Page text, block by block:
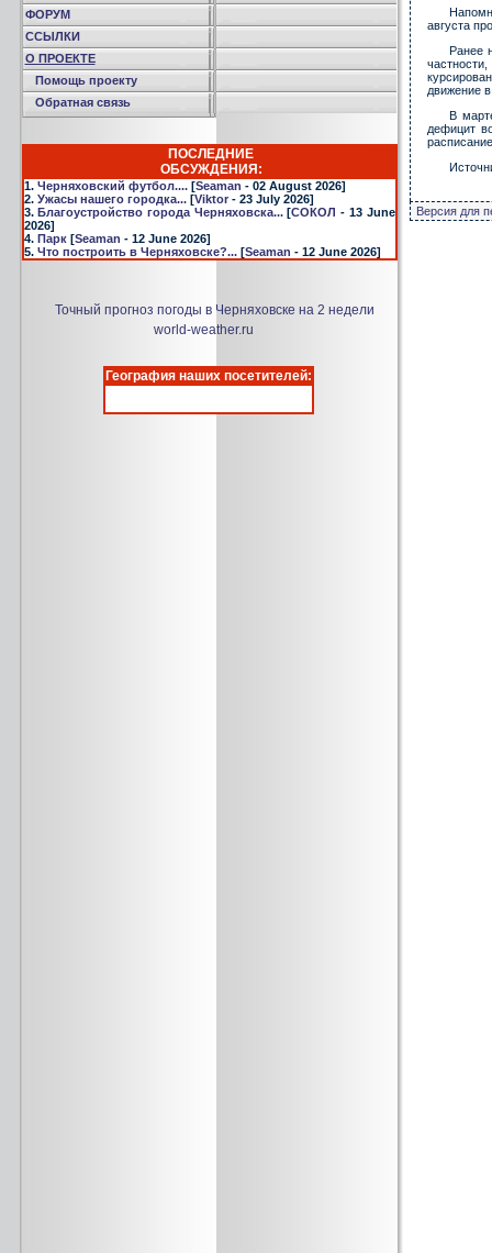
ФОРУМ
ССЫЛКИ
О ПРОЕКТЕ
Помощь проекту
Обратная связь
ПОСЛЕДНИЕ
ОБСУЖДЕНИЯ:
1. Черняховский футбол....[Seaman - 02 August 2026]
2. Ужасы нашего городка...[Viktor- 23 July 2026]
3.Благоустройство города Черняховска...[СОКОЛ - 13 June
2026]
4. Парк[Seaman - 12 June 2026]
5. Что построить в Черняховске?...[Seaman - 12 June 2026]
Точный прогноз погоды в Черняховске на 2 недели
world-weather.ru
География наших посетителей:
августа
Ранее
движение
В
дефицит
Версия для